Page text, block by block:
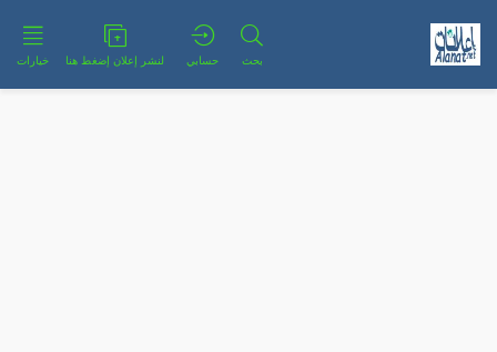
بحث حسابي لنشر إعلان إضغط هنا خيارات